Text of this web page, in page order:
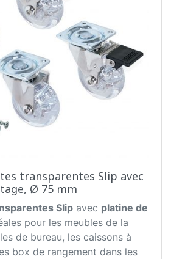
transparentes Slip avec
Ø 75 mm
Slip avec platine de
pour les meubles de la
de bureau, les caissons à
box de rangement dans les